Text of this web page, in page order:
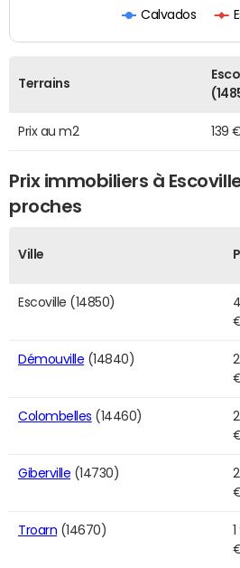
Calvados
Terrains
Prix au m2 139
Prix immobiliers à
proches
Ville
Escoville (14850)
Démouville (14840)
Colombelles (14460)
Giberville (14730)
Troarn (14670)